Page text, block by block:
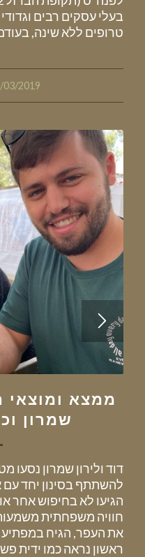
בעלי עסקים רבים
טרופים ללא שינה,
03/2019
/
ממצא ומוצאי
שמרון
דוד ולירון שמרון נסעו
להשתתף בסינון יחד עם
הגיעו לא בחיפוש אחר
חוויה משפחתית
את העפר, הגיח
ראשון נראה כמו ידית